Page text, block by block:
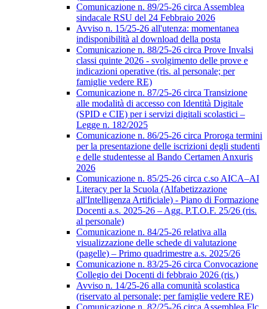
Comunicazione n. 89/25-26 circa Assemblea
sindacale RSU del 24 Febbraio 2026
Avviso n. 15/25-26 all'utenza: momentanea
indisponibilità al download della posta
Comunicazione n. 88/25-26 circa Prove Invalsi
classi quinte 2026 - svolgimento delle prove e
indicazioni operative (ris. al personale; per
famiglie vedere RE)
Comunicazione n. 87/25-26 circa Transizione
alle modalità di accesso con Identità Digitale
(SPID e CIE) per i servizi digitali scolastici –
Legge n. 182/2025
Comunicazione n. 86/25-26 circa Proroga termini
per la presentazione delle iscrizioni degli studenti
e delle studentesse al Bando Certamen Anxuris
2026
Comunicazione n. 85/25-26 circa c.so AICA–AI
Literacy per la Scuola (Alfabetizzazione
all'Intelligenza Artificiale) - Piano di Formazione
Docenti a.s. 2025-26 – Agg. P.T.O.F. 25/26 (ris.
al personale)
Comunicazione n. 84/25-26 relativa alla
visualizzazione delle schede di valutazione
(pagelle) – Primo quadrimestre a.s. 2025/26
Comunicazione n. 83/25-26 circa Convocazione
Collegio dei Docenti di febbraio 2026 (ris.)
Avviso n. 14/25-26 alla comunità scolastica
(riservato al personale; per famiglie vedere RE)